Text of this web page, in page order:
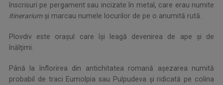
înscrisuri pe pergament sau incizate în metal, care erau numite
itinerariumşi marcau numele locurilor de pe o anumită rută.
Plovdiv este oraşul care îşi leagă devenirea de ape şi de
înălţimi.
Până la înflorirea din antichitatea romană aşezarea numită
probabil de traci Eumolpia sau Pulpudeva şi ridicată pe colina